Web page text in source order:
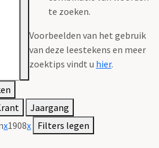
te zoeken.
Voorbeelden van het gebruik
van deze leestekens en meer
zoektips vindt u hier.
Jaargang
x1908x Filters legen